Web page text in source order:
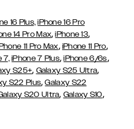
16 Plus, iPhone 16 Pro
14 Pro Max,iPhone 13,
11 Pro Max, iPhone 11 Pro,
7, iPhone 7 Plus,iPhone 6/6s,
S25+, Galaxy S25 Ultra,
S22 Plus,Galaxy S22
S20 Ultra, Galaxy S10,